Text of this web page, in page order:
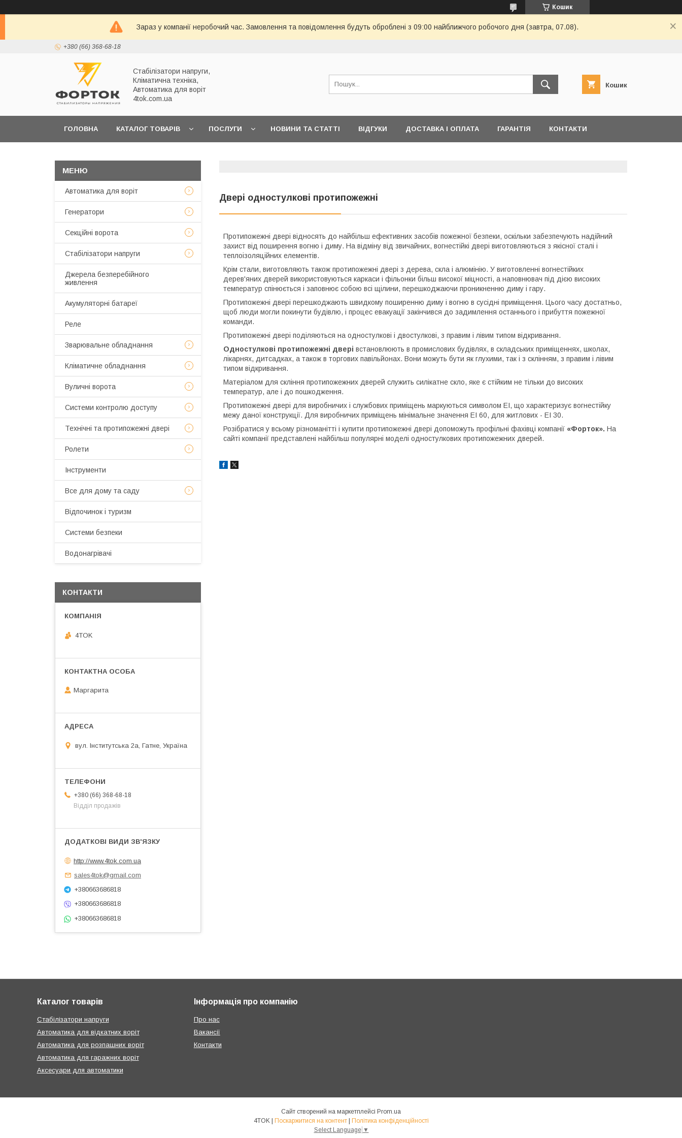
Кошик
Зараз у компанії неробочий час. Замовлення та повідомлення будуть оброблені з 09:00 найближчого робочого дня (завтра, 07.08).
+380 (66) 368-68-18
Стабілізатори напруги,
Кліматична техніка,
Автоматика для воріт
4tok.com.ua
Кошик
ГОЛОВНА КАТАЛОГ ТОВАРІВ ПОСЛУГИ НОВИНИ ТА СТАТТІ ВІДГУКИ ДОСТАВКА І ОПЛАТА ГАРАНТІЯ КОНТАКТИ
Двері одностулкові протипожежні
Протипожежні двері відносять до найбільш ефективних засобів пожежної безпеки, оскільки забезпечують надійний
захист від поширення вогню і диму. На відміну від звичайних, вогнестійкі двері виготовляються з якісної сталі і
теплоізоляційних елементів.
Крім стали, виготовляють також протипожежні двері з дерева, скла і алюмінію. У виготовленні вогнестійких
дерев'яних дверей використовуються каркаси і фільонки більш високої міцності, а наповнювач під дією високих
температур спінюється і заповнює собою всі щілини, перешкоджаючи проникненню диму і гару.
Протипожежні двері перешкоджають швидкому поширенню диму і вогню в сусідні приміщення. Цього часу достатньо,
щоб люди могли покинути будівлю, і процес евакуації закінчився до задимлення останнього і прибуття пожежної
команди.
Протипожежні двері поділяються на одностулкові і двостулкові, з правим і лівим типом відкривання.
Одностулкові протипожежні двері встановлюють в промислових будівлях, в складських приміщеннях, школах,
лікарнях, дитсадках, а також в торгових павільйонах. Вони можуть бути як глухими, так і з склінням, з правим і лівим
типом відкривання.
Матеріалом для скління протипожежних дверей служить силікатне скло, яке є стійким не тільки до високих
температур, але і до пошкодження.
Протипожежні двері для виробничих і службових приміщень маркуються символом EI, що характеризує вогнестійку
межу даної конструкції. Для виробничих приміщень мінімальне значення EI 60, для житлових - EI 30.
Розібратися у всьому різноманітті і купити протипожежні двері допоможуть профільні фахівці компанії «Форток». На
сайті компанії представлені найбільш популярні моделі одностулкових протипожежних дверей.
Автоматика для воріт
Генератори
Секційні ворота
Стабілізатори напруги
Джерела безперебійного
живлення
Акумуляторні батареї
Реле
Зварювальне обладнання
Кліматичне обладнання
Вуличні ворота
Системи контролю доступу
Технічні та протипожежні двері
Ролети
Інструменти
Все для дому та саду
Відпочинок і туризм
Системи безпеки
Водонагрівачі
КОНТАКТИ
4TOK
Маргарита
вул. Інститутська 2а, Гатне, Україна
+380 (66) 368-68-18
Відділ продажів
http://www.4tok.com.ua
sales4tok@gmail.com
+380663686818
+380663686818
+380663686818
Каталог товарів
Стабілізатори напруги
Автоматика для відкатних воріт
Автоматика для розпашних воріт
Автоматика для гаражних воріт
Аксесуари для автоматики
Інформація про компанію
Про нас
Вакансії
Контакти
Сайт створений на маркетплейсі Prom.ua
4TOK | Поскаржитися на контент | Політика конфіденційності
Select Language ▼